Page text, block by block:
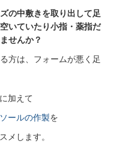
の中敷きを取り出して足
いていたり小指・薬指だ
せんか？
方は、フォームが悪く足
加えて
ールの作製を
メします。